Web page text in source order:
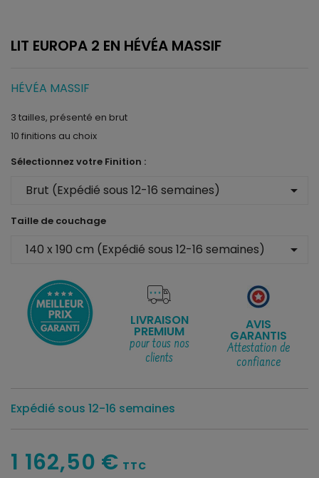
LIT EUROPA 2 EN HÉVÉA MASSIF
HÉVÉA MASSIF
3 tailles, présenté en brut
10 finitions au choix
Sélectionnez votre Finition :
arrow_drop_down
Taille de couchage
arrow_drop_down
LIVRAISON
PREMIUM
pour tous nos
clients
AVIS
GARANTIS
Attestation de
confiance
Expédié sous 12-16 semaines
1 162,50 € TTC